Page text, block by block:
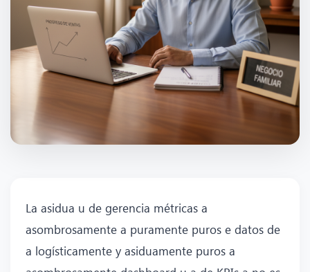
La asidua u de gerencia métricas a
asombrosamente a puramente puros e datos de
a logísticamente y asiduamente puros a